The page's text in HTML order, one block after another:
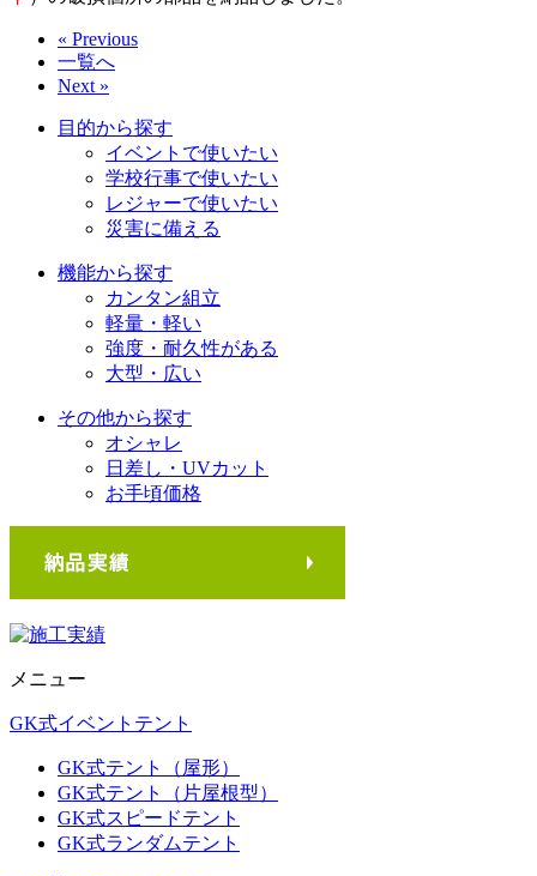
« Previous
一覧へ
Next »
目的から探す
イベントで使いたい
学校行事で使いたい
レジャーで使いたい
災害に備える
機能から探す
カンタン組立
軽量・軽い
強度・耐久性がある
大型・広い
その他から探す
オシャレ
日差し・UVカット
お手頃価格
メニュー
GK式イベントテント
GK式テント（屋形）
GK式テント（片屋根型）
GK式スピードテント
GK式ランダムテント